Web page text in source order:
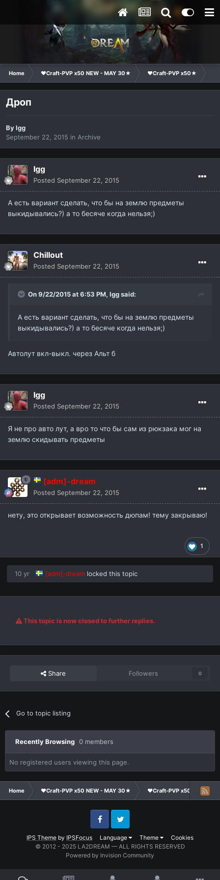
Home ❤Craft-PVP x50 NEW - MAY 30★ ❤Craft-PVP x50★
Дроп
ByIgg
September 22, 2015 in Archive
Igg
Posted September 22, 2015
А есть вариант сделать, что бы на землю предметы
выкидывались?) а то бесяче когда нельзя;)
Chillout
Posted September 22, 2015
On 9/22/2015 at 6:53 PM, Iggsaid:
А есть вариант сделать, что бы на землю предметы
выкидывались?) а то бесяче когда нельзя;)
Автолут вкл-выкл. через Альт б
Igg
Posted September 22, 2015
Я не про авто лут, а вро то что бы сам из рюкзака мог на
землю скидывать предметы
[adm]-dream
Posted September 22, 2015
нету, это открывает возможность дюпам! тему закрываю!
1
10 yr [adm]-dream locked this topic
This topic is now closed to further replies.
Share Followers 0
Go to topic listing
Recently Browsing 0 members
No registered users viewing this page.
Home ❤Craft-PVP x50 NEW - MAY 30★ ❤Craft-PVP x50★
IPS Theme by IPSFocus Language Theme Cookies
FacebookTwitter
© 2012 - 2025 LA2DREAM — ALL RIGHTS RESERVED
Powered by Invision Community